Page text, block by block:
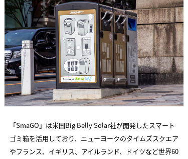
「SmaGO」は米国Big Belly Solar社が開発したスマート
ゴミ箱を活用しており、ニューヨークのタイムズスクエア
やフランス、イギリス、アイルランド、ドイツなど世界60